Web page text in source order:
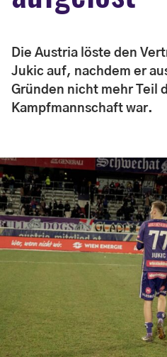
Die Austria löste den
Jukic auf, nachdem er
Gründen nicht mehr Teil
Kampfmannschaft war.